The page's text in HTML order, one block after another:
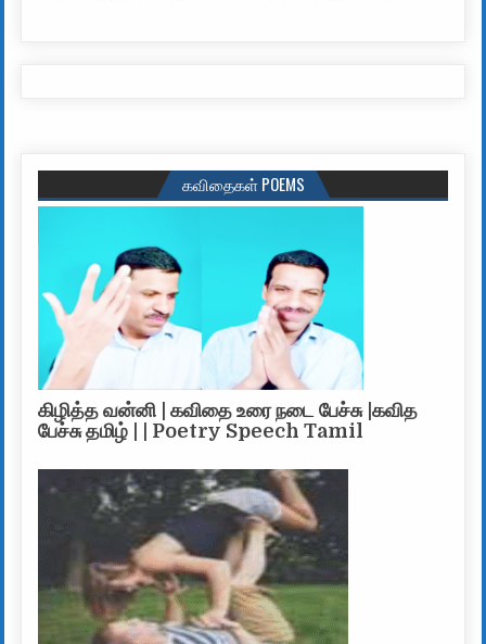
கவிதைகள் POEMS
கிழித்த வன்னி | கவிதை உரை நடை பேச்சு |கவித
பேச்சு தமிழ் | | Poetry Speech Tamil